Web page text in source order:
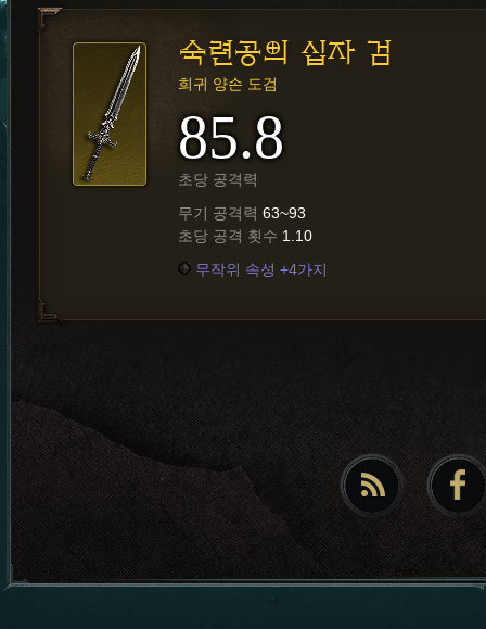
숙련공의 십자 검
희귀 양손 도검
85.8
초당 공격력
무기 공격력 63~93
초당 공격 횟수 1.10
무작위 속성 +4가지